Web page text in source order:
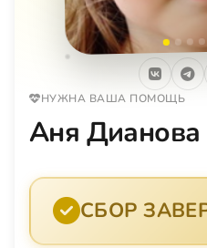
НУЖНА ВАША ПОМОЩЬ
Аня Дианова
СБОР